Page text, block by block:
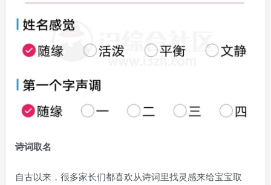
诗词取名
自古以来，很多家长们都喜欢从诗词里找灵感来给宝宝取